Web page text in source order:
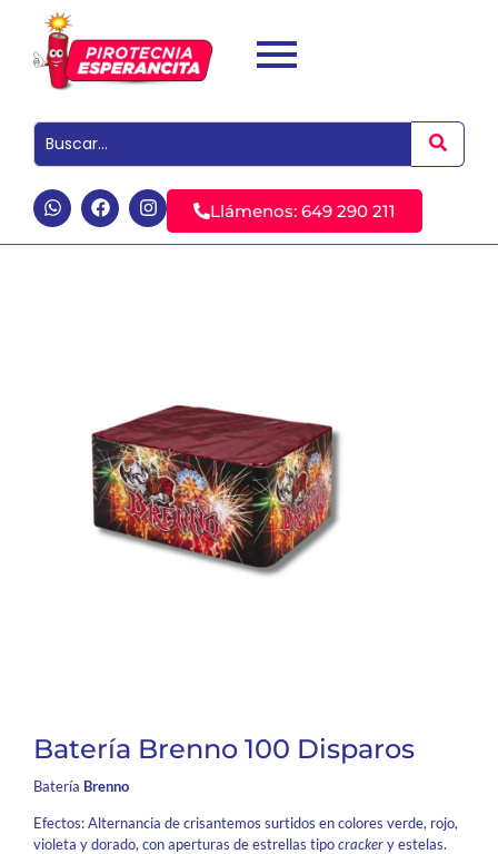
Llámenos: 649 290 211
Batería Brenno 100 Disparos
Batería Brenno
Efectos: Alternancia de crisantemos surtidos en colores verde, rojo,
violeta y dorado, con aperturas de estrellas tipocrackery estelas.